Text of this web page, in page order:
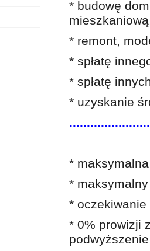
* budowę
mieszkaniową
* remont,
* spłatę
* spłatę
*
*
*
*
* 0% prowizji